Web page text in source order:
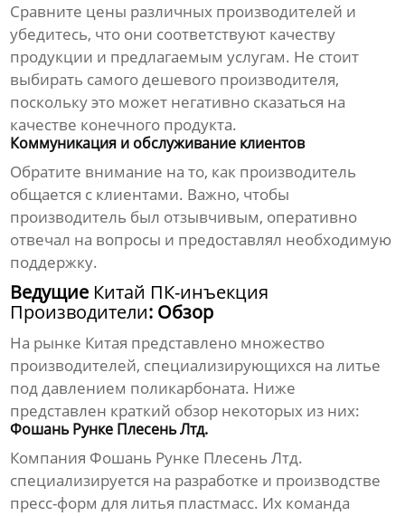
Сравните цены различных производителей и
убедитесь, что они соответствуют качеству
продукции и предлагаемым услугам. Не стоит
выбирать самого дешевого производителя,
поскольку это может негативно сказаться на
качестве конечного продукта.
Коммуникация и обслуживание клиентов
Обратите внимание на то, как производитель
общается с клиентами. Важно, чтобы
производитель был отзывчивым, оперативно
отвечал на вопросы и предоставлял необходимую
поддержку.
Ведущие Китай ПК-инъекция
Производители: Обзор
На рынке Китая представлено множество
производителей, специализирующихся на литье
под давлением поликарбоната. Ниже
представлен краткий обзор некоторых из них:
Фошань Рунке Плесень Лтд.
Компания Фошань Рунке Плесень Лтд.
специализируется на разработке и производстве
пресс-форм для литья пластмасс. Их команда